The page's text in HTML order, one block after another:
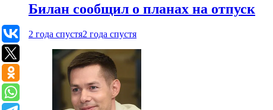
Билан сообщил о планах на отпуск
2 года спустя2 года спустя